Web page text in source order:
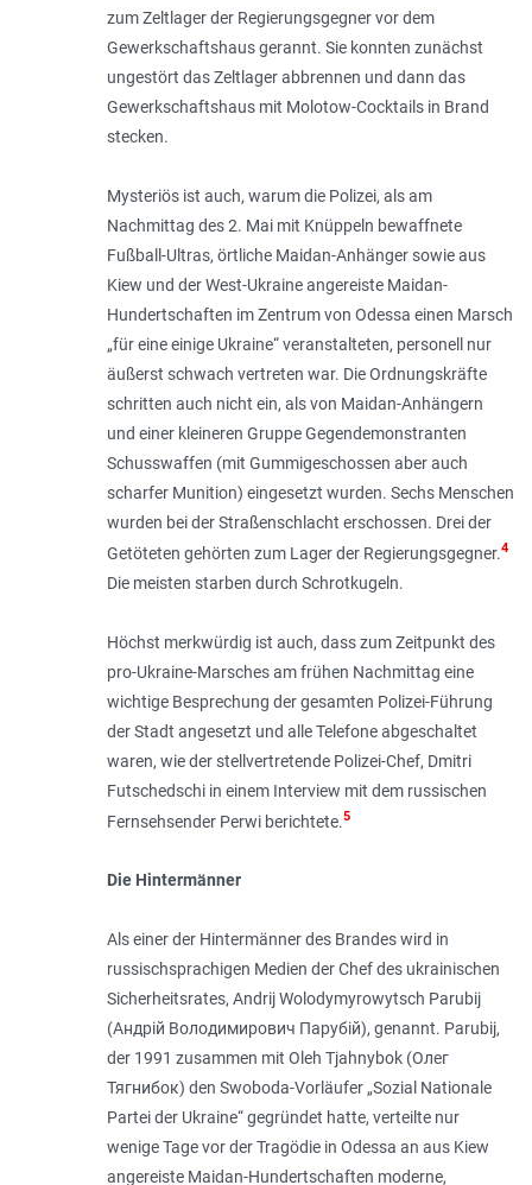
zum Zeltlager der Regierungsgegner vor dem
Gewerkschaftshaus gerannt. Sie konnten zunächst
ungestört das Zeltlager abbrennen und dann das
Gewerkschaftshaus mit Molotow-Cocktails in Brand
stecken.
Mysteriös ist auch, warum die Polizei, als am
Nachmittag des 2. Mai mit Knüppeln bewaffnete
Fußball-Ultras, örtliche Maidan-Anhänger sowie aus
Kiew und der West-Ukraine angereiste Maidan-
Hundertschaften im Zentrum von Odessa einen Marsch
„für eine einige Ukraine“ veranstalteten, personell nur
äußerst schwach vertreten war. Die Ordnungskräfte
schritten auch nicht ein, als von Maidan-Anhängern
und einer kleineren Gruppe Gegendemonstranten
Schusswaffen (mit Gummigeschossen aber auch
scharfer Munition) eingesetzt wurden. Sechs Menschen
wurden bei der Straßenschlacht erschossen. Drei der
Getöteten gehörten zum Lager der Regierungsgegner.4
Die meisten starben durch Schrotkugeln.
Höchst merkwürdig ist auch, dass zum Zeitpunkt des
pro-Ukraine-Marsches am frühen Nachmittag eine
wichtige Besprechung der gesamten Polizei-Führung
der Stadt angesetzt und alle Telefone abgeschaltet
waren, wie der stellvertretende Polizei-Chef, Dmitri
Futschedschi in einem Interview mit dem russischen
Fernsehsender Perwi berichtete.5
Die Hintermänner
Als einer der Hintermänner des Brandes wird in
russischsprachigen Medien der Chef des ukrainischen
Sicherheitsrates, Andrij Wolodymyrowytsch Parubij
(Андрій Володимирович Парубій), genannt. Parubij,
der 1991 zusammen mit Oleh Tjahnybok (Олег
Тягнибок) den Swoboda-Vorläufer „Sozial Nationale
Partei der Ukraine“ gegründet hatte, verteilte nur
wenige Tage vor der Tragödie in Odessa an aus Kiew
angereiste Maidan-Hundertschaften moderne,